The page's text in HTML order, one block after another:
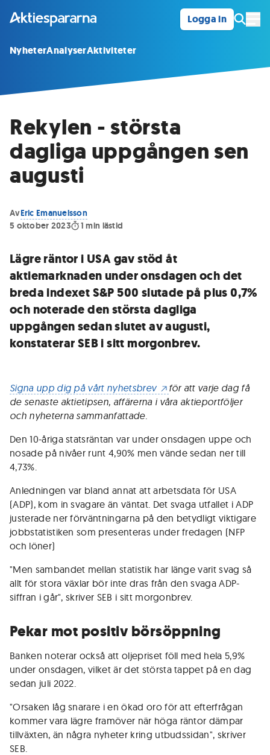
Logga in
NyheterAnalyserAktiviteter
Rekylen - största
dagliga uppgången sen
augusti
AvEric Emanuelsson
5 oktober 2023
1 min lästid
Lägre räntor i USA gav stöd åt
aktiemarknaden under onsdagen och det
breda indexet S&P 500 slutade på plus 0,7%
och noterade den största dagliga
uppgången sedan slutet av augusti,
konstaterar SEB i sitt morgonbrev.
Signa upp dig på vårt nyhetsbrev
för att varje dag få
de senaste aktietipsen, affärerna i våra aktieportföljer
och nyheterna sammanfattade.
Den 10-åriga statsräntan var under onsdagen uppe och
nosade på nivåer runt 4,90% men vände sedan ner till
4,73%.
Anledningen var bland annat att arbetsdata för USA
(ADP), kom in svagare än väntat. Det svaga utfallet i ADP
justerade ner förväntningarna på den betydligt viktigare
jobbstatistiken som presenteras under fredagen (NFP
och löner)
"Men sambandet mellan statistik har länge varit svag så
allt för stora växlar bör inte dras från den svaga ADP-
siffran i går", skriver SEB i sitt morgonbrev.
Pekar mot positiv börsöppning
Banken noterar också att oljepriset föll med hela 5,9%
under onsdagen, vilket är det största tappet på en dag
sedan juli 2022.
"Orsaken låg snarare i en ökad oro för att efterfrågan
kommer vara lägre framöver när höga räntor dämpar
tillväxten, än några nyheter kring utbudssidan", skriver
SEB.